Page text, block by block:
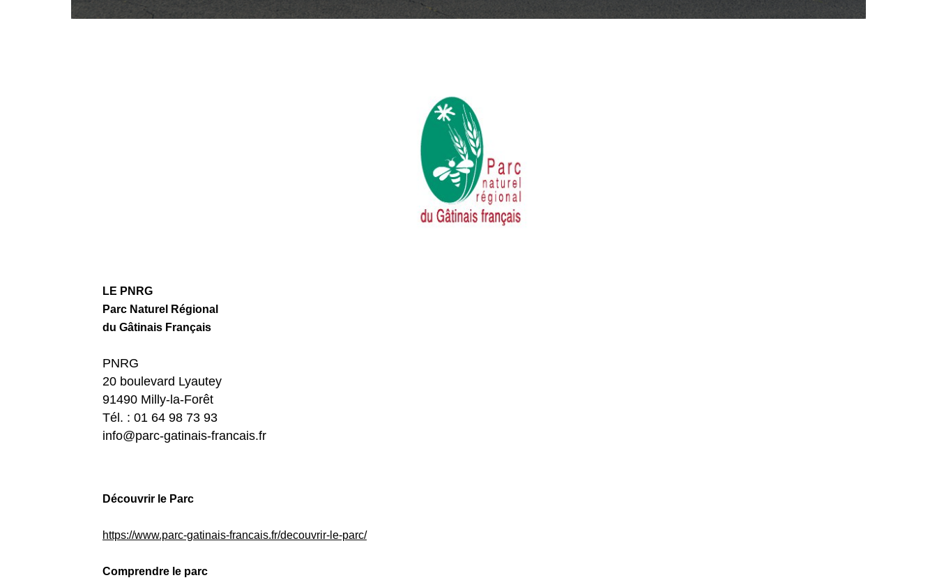
LE PNRG
Parc Naturel Régional
du Gâtinais Français
PNRG
20 boulevard Lyautey
91490 Milly-la-Forêt
Tél. : 01 64 98 73 93
info@parc-gatinais-francais.fr
Découvrir le Parc
https://www.parc-gatinais-francais.fr/decouvrir-le-parc/
Comprendre le parc